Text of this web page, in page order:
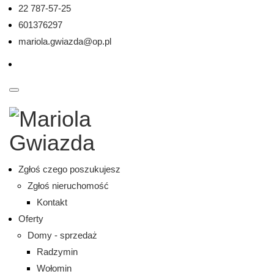
22 787-57-25
601376297
mariola.gwiazda@op.pl
Zgłoś czego poszukujesz
Zgłoś nieruchomość
Kontakt
Oferty
Domy - sprzedaż
Radzymin
Wołomin